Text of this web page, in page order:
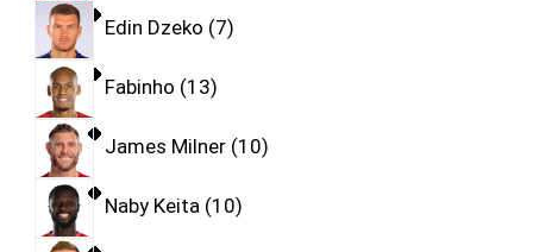
Edin Dzeko 7
Fabinho 13
James Milner 10
Naby Keita 10